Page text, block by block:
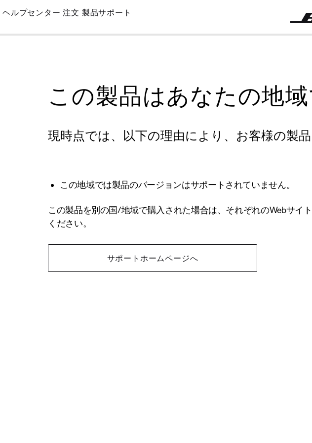
Skip
Main
ヘルプセンター 注文 製品サポート
この製品はあなたの地
現時点では、以下の理由により、お客様の製
この地域では製品のバージョンはサポートされていません。
この製品を別の国/地域で購入された場合は、それぞれのWebサイ
ください。
サポートホームページへ